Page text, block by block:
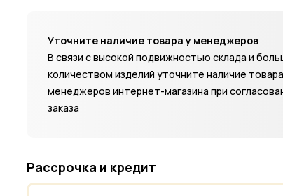
Уточните наличие товара у менеджеров
В связи с высокой подвижностью склада и
количеством изделий уточните наличие
менеджеров интернет-магазина при
заказа
Рассрочка и кредит